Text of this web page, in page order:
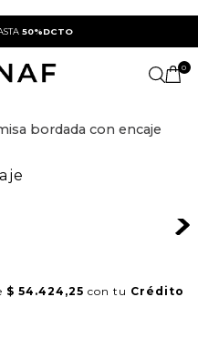
50%DCTO
0
bordada con encaje
$ 54.424,25 con tu Crédito